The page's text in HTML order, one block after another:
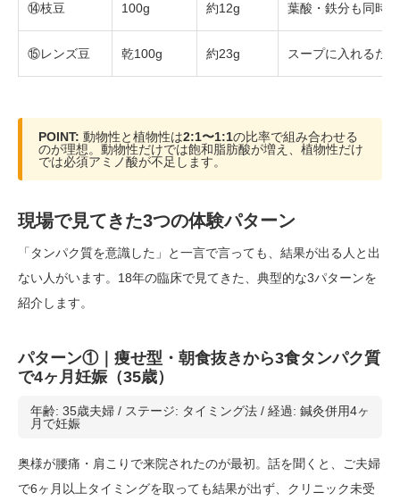
⑭枝豆 100g 約12g 葉酸・鉄分も同時
⑮レンズ豆 乾100g 約23g スープに入れるだ
POINT: 動物性と植物性は2:1〜1:1の比率で組み合わせる
のが理想。動物性だけでは飽和脂肪酸が増え、植物性だけ
では必須アミノ酸が不足します。
現場で見てきた3つの体験パターン
「タンパク質を意識した」と一言で言っても、結果が出る人と出
ない人がいます。18年の臨床で見てきた、典型的な3パターンを
紹介します。
パターン①｜痩せ型・朝食抜きから3食タンパク質
で4ヶ月妊娠（35歳）
年齢: 35歳夫婦 / ステージ: タイミング法 / 経過: 鍼灸併用4ヶ
月で妊娠
奥様が腰痛・肩こりで来院されたのが最初。話を聞くと、ご夫婦
で6ヶ月以上タイミングを取っても結果が出ず、クリニック未受